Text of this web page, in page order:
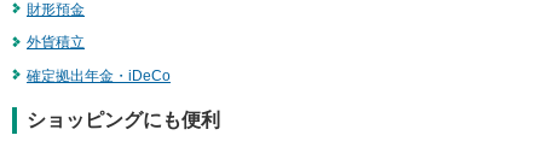
財形預金
外貨積立
確定拠出年金・iDeCo
ショッピングにも便利